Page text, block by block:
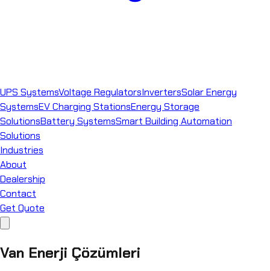
UPS SystemsVoltage RegulatorsInvertersSolar Energy
SystemsEV Charging StationsEnergy Storage
SolutionsBattery SystemsSmart Building Automation
Solutions
Industries
About
Dealership
Contact
Get Quote
Van Enerji Çözümleri